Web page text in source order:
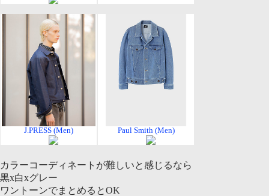
J.PRESS (Men) Paul Smith (Men)
カラーコーディネートが難しいと感じるなら
黒x白xグレー
ワントーンでまとめるとOK